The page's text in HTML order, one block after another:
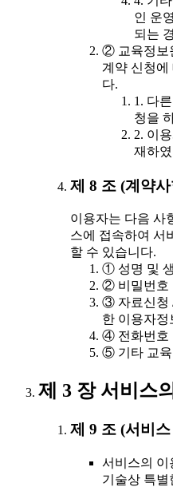
인 운
되는
② 교육정보
계약 신청에
다.
1. 다
청을
2. 이
재하
제 8 조 (계약
이용자는 다음 사
스에 접속하여 서
할 수 있습니다.
① 성명 및
② 비밀번호
③ 자료신청
한 이용자정
④ 전화번호
⑤ 기타 교육
제 3 장 서비스
제 9 조 (서비
서비스의 이
기술상 특별